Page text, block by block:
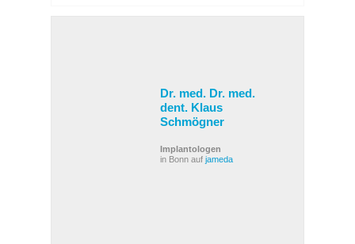
Dr. med. Dr. med.
dent. Klaus
Schmögner
Implantologen
in Bonn auf jameda